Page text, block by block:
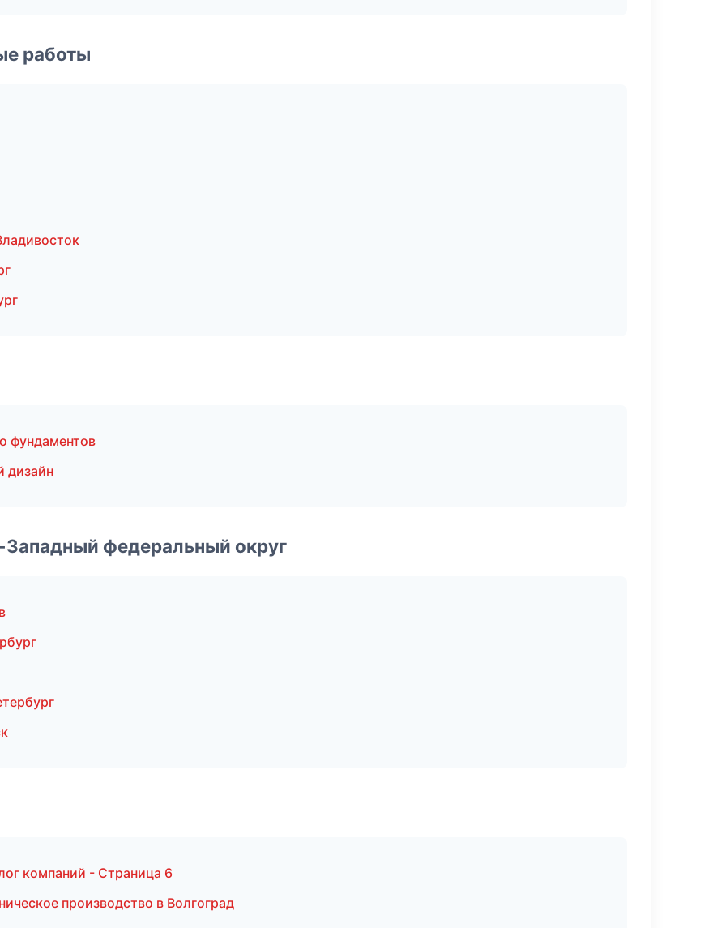
работы
фундаментов
дизайн
федеральный округ
компаний - Страница 6
производство в Волгоград